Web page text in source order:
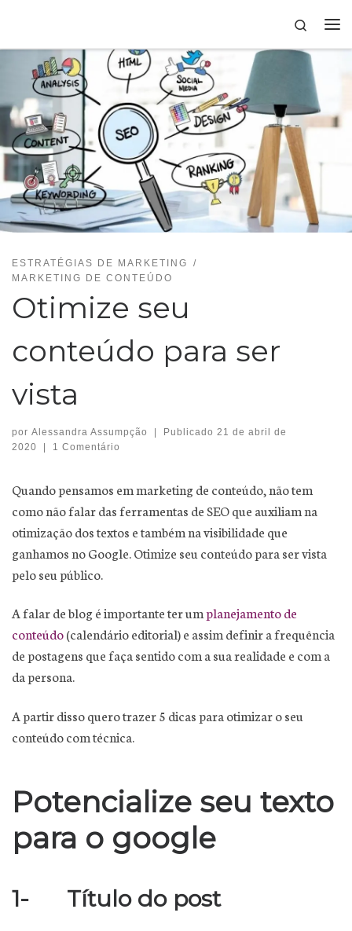
Search
ESTRATÉGIAS DE MARKETING
MARKETING DE CONTEÚDO
Otimize seu
conteúdo para ser
vista
por Alessandra Assumpção | Publicado 21 de abril de
2020
| 1 Comentário
Quando pensamos em marketing de conteúdo, não tem
como não falar das ferramentas de SEO que auxiliam na
otimização dos textos e também na visibilidade que
ganhamos no Google. Otimize seu conteúdo para ser vista
pelo seu público.
A falar de blog é importante ter umplanejamento de
conteúdo(calendário editorial) e assim definir a frequência
de postagens que faça sentido com a sua realidade e com a
da persona.
A partir disso quero trazer 5 dicas para otimizar o seu
conteúdo com técnica.
Potencialize seu texto
para o google
1- Título do post